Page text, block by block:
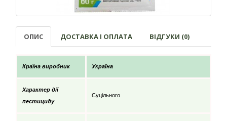
ОПИС ДОСТАВКА І ОПЛАТА ВІДГУКИ (0)
Країна виробник Україна
Характер дії
пестициду
Суцільного